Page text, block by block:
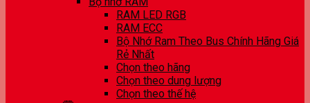
RAM LED RGB
RAM ECC
Bộ Nhớ Ram Theo Bus Chính Hãng Giá
Rẻ Nhất
Chọn theo hãng
Chọn theo dung lượng
Chọn theo thế hệ